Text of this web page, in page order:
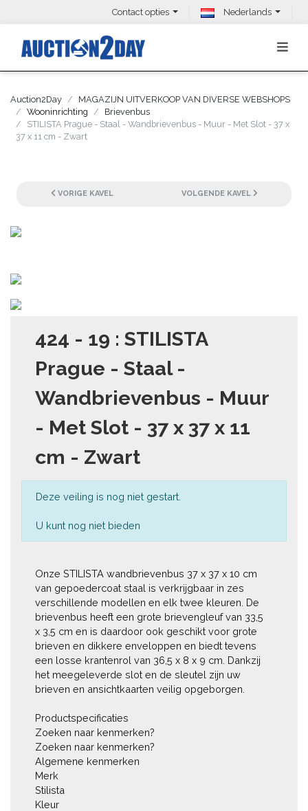
Contact opties Nederlands
Auction2Day
MAGAZIJN UITVERKOOP VAN DIVERSE WEBSHOPS
Wooninrichting
Brievenbus
STILISTA Prague - Staal - Wandbrievenbus - Muur - Met Slot - 37 x
37 x 11 cm - Zwart
VORIGE KAVEL VOLGENDE KAVEL
424 - 19 : STILISTA
Prague - Staal -
Wandbrievenbus - Muur
- Met Slot - 37 x 37 x 11
cm - Zwart
Deze veiling is nog niet gestart.
U kunt nog niet bieden
Onze STILISTA wandbrievenbus 37 x 37 x 10 cm
van gepoedercoat staal is verkrijgbaar in zes
verschillende modellen en elk twee kleuren. De
brievenbus heeft een grote brievengleuf van 33,5
x 3,5 cm en is daardoor ook geschikt voor grote
brieven en dikkere enveloppen en biedt tevens
een losse krantenrol van 36,5 x 8 x 9 cm. Dankzij
het meegeleverde slot en de sleutel zijn uw
brieven en ansichtkaarten veilig opgeborgen.
Productspecificaties
Zoeken naar kenmerken?
Zoeken naar kenmerken?
Algemene kenmerken
Merk
Stilista
Kleur